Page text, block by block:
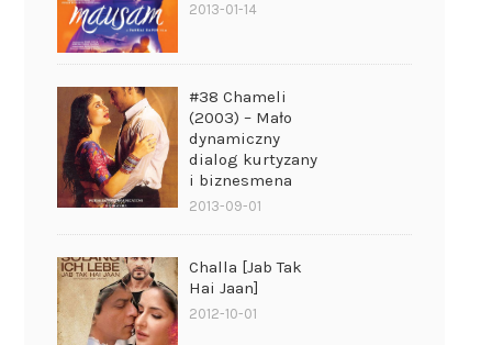
2013-01-14
#38 Chameli
(2003) – Mało
dynamiczny
dialog kurtyzany
i biznesmena
2013-09-01
Challa [Jab Tak
Hai Jaan]
2012-10-01